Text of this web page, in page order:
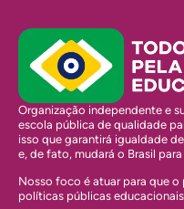
Organização independente e
escola pública de qualidade
isso que garantirá igualdade
e, de fato, mudará o Brasil
Nosso foco é atuar para que
políticas públicas